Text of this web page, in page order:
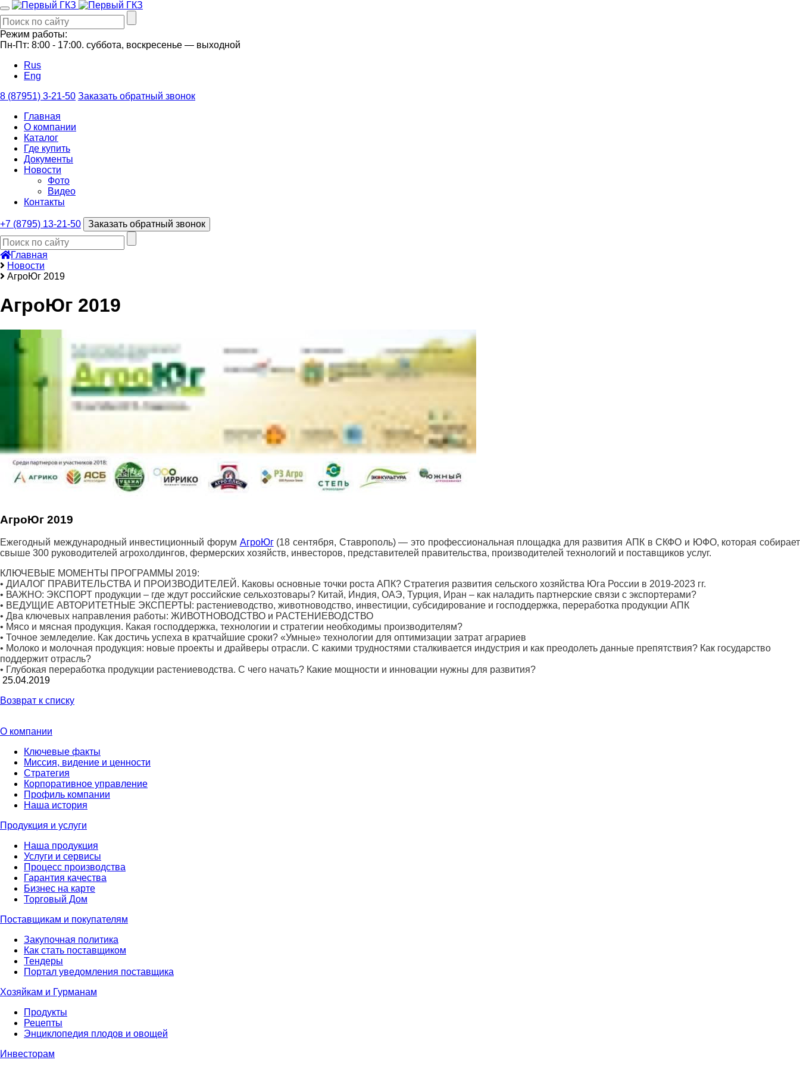
Режим работы:
Пн-Пт: 8:00 - 17:00. суббота, воскресенье — выходной
Rus
Eng
8 (87951) 3-21-50 Заказать обратный звонок
Главная
О компании
Каталог
Где купить
Документы
Новости
Фото
Видео
Контакты
+7 (8795) 13-21-50 Заказать обратный звонок
Главная
Новости
АгроЮг 2019
АгроЮг 2019
АгроЮг 2019
Ежегодный международный инвестиционный форум АгроЮг(18 сентября, Ставрополь) — это профессиональная площадка для развития АПК в СКФО и ЮФО, которая собирает
свыше 300 руководителей агрохолдингов, фермерских хозяйств, инвесторов, представителей правительства, производителей технологий и поставщиков услуг.
КЛЮЧЕВЫЕ МОМЕНТЫ ПРОГРАММЫ 2019:
• ДИАЛОГ ПРАВИТЕЛЬСТВА И ПРОИЗВОДИТЕЛЕЙ. Каковы основные точки роста АПК? Стратегия развития сельского хозяйства Юга России в 2019-2023 гг.
• ВАЖНО: ЭКСПОРТ продукции – где ждут российские сельхозтовары? Китай, Индия, ОАЭ, Турция, Иран – как наладить партнерские связи с экспортерами?
• ВЕДУЩИЕ АВТОРИТЕТНЫЕ ЭКСПЕРТЫ: растениеводство, животноводство, инвестиции, субсидирование и господдержка, переработка продукции АПК
• Два ключевых направления работы: ЖИВОТНОВОДСТВО и РАСТЕНИЕВОДСТВО
• Мясо и мясная продукция. Какая господдержка, технологии и стратегии необходимы производителям?
• Точное земледелие. Как достичь успеха в кратчайшие сроки? «Умные» технологии для оптимизации затрат аграриев
• Молоко и молочная продукция: новые проекты и драйверы отрасли. С какими трудностями сталкивается индустрия и как преодолеть данные препятствия? Как государство
поддержит отрасль?
• Глубокая переработка продукции растениеводства. С чего начать? Какие мощности и инновации нужны для развития?
25.04.2019
Возврат к списку
О компании
Ключевые факты
Миссия, видение и ценности
Стратегия
Корпоративное управление
Профиль компании
Наша история
Продукция и услуги
Наша продукция
Услуги и сервисы
Процесс производства
Гарантия качества
Бизнес на карте
Торговый Дом
Поставщикам и покупателям
Закупочная политика
Как стать поставщиком
Тендеры
Портал уведомления поставщика
Хозяйкам и Гурманам
Продукты
Рецепты
Энциклопедия плодов и овощей
Инвесторам